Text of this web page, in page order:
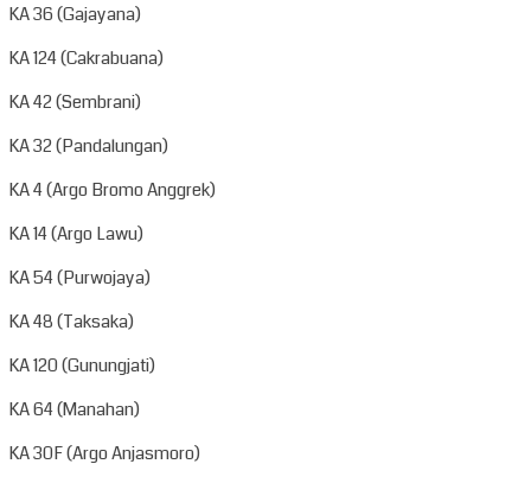
KA 36 (Gajayana)
KA 124 (Cakrabuana)
KA 42 (Sembrani)
KA 32 (Pandalungan)
KA 4 (Argo Bromo Anggrek)
KA 14 (Argo Lawu)
KA 54 (Purwojaya)
KA 48 (Taksaka)
KA 120 (Gunungjati)
KA 64 (Manahan)
KA 30F (Argo Anjasmoro)